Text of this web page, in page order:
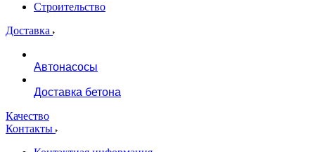
Строительство
Доставка
Автонасосы
Доставка бетона
Качество
Контакты